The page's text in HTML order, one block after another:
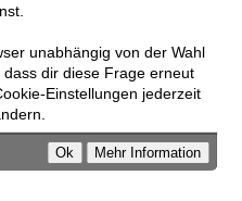
unabhängig von der Wahl
dir diese Frage erneut
Einstellungen jederzeit